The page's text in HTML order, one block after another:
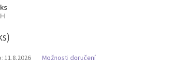
11.8.2026 Možnosti doručení